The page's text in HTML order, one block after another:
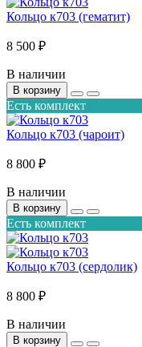
Кольцо к703 (гематит)
8 500 ₽
В наличии
В корзину
Есть комплект
Кольцо к703 (чароит)
8 800 ₽
В наличии
В корзину
Есть комплект
Кольцо к703 (сердолик)
8 800 ₽
В наличии
В корзину